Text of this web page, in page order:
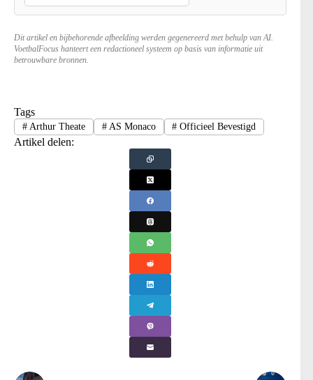
Dit artikel en bijbehorende afbeelding werden gegenereerd met behulp van AI.
VoetbalFocus hanteert een redactioneel systeem op basis van informatie uit
betrouwbare bronnen.
Tags
#Arthur Theate #AS Monaco # Officieel Bevestigd
Artikel delen: